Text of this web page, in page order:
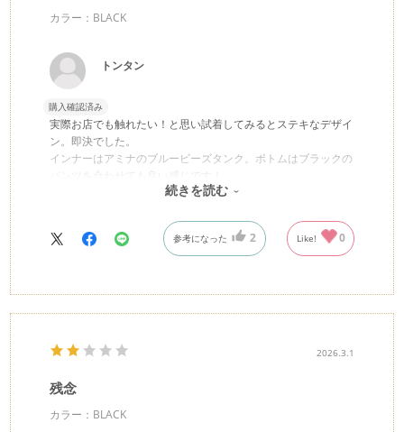
カラー：BLACK
トンタン
購入確認済み
実際お店でも触れたい！と思い試着してみるとステキなデザイ
ン。即決でした。
インナーはアミナのブルービーズタンク。ボトムはブラックの
パンツを合わせても良い感じです！
続きを読む
参考になった 2 Like! 0
2026.3.1
残念
カラー：BLACK